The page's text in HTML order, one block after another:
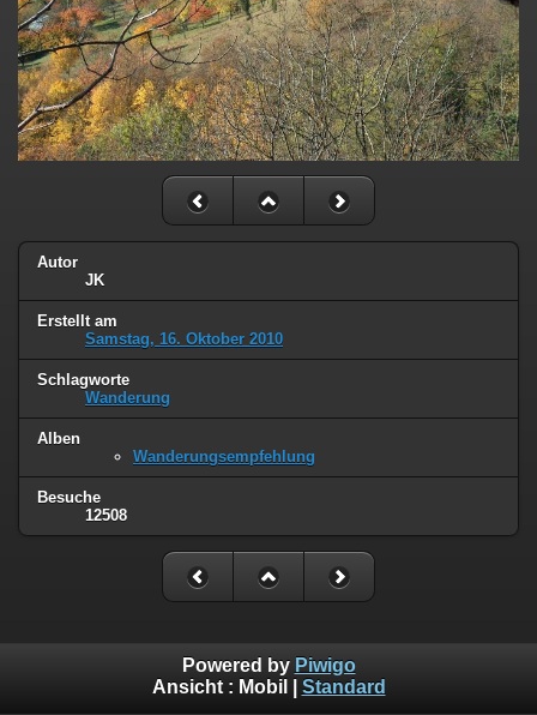
Autor
JK
Erstellt am
Samstag, 16. Oktober 2010
Schlagworte
Wanderung
Alben
Wanderungsempfehlung
Besuche
12508
Powered by Piwigo
Ansicht : Mobil Standard